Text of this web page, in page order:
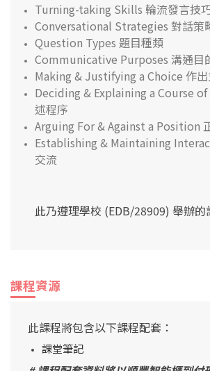
Turning-taking Skills 輪流發言技
Conversational Strategies 對話策
Question Types 題目種類
Communicative Purposes 溝通目
Making & Justifying a Choice 作
Deciding & Explaining a Course
述程序
Arguing For & Against a Position
Establishing & Maintaining
交流
此乃遵理學校 (EDB/28909) 舉辦的
課程資源
此課程將包含以下課程配套：
課堂筆記